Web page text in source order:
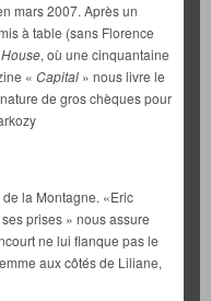
mars 2007. Après un
à table (sans Florence
, où une cinquantaine
« Capital » nous livre le
de gros chèques pour
la Montagne. «Eric
prises » nous assure
ne lui flanque pas le
aux côtés de Liliane,